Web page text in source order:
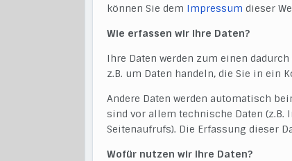
können Sie dem Impressum dieser
Wie erfassen wir Ihre Daten?
Ihre Daten werden zum einen
z.B. um Daten handeln, die Sie in ein
Andere Daten werden automatisch
sind vor allem technische Daten (z.B.
Seitenaufrufs). Die Erfassung dieser
Wofür nutzen wir Ihre Daten?